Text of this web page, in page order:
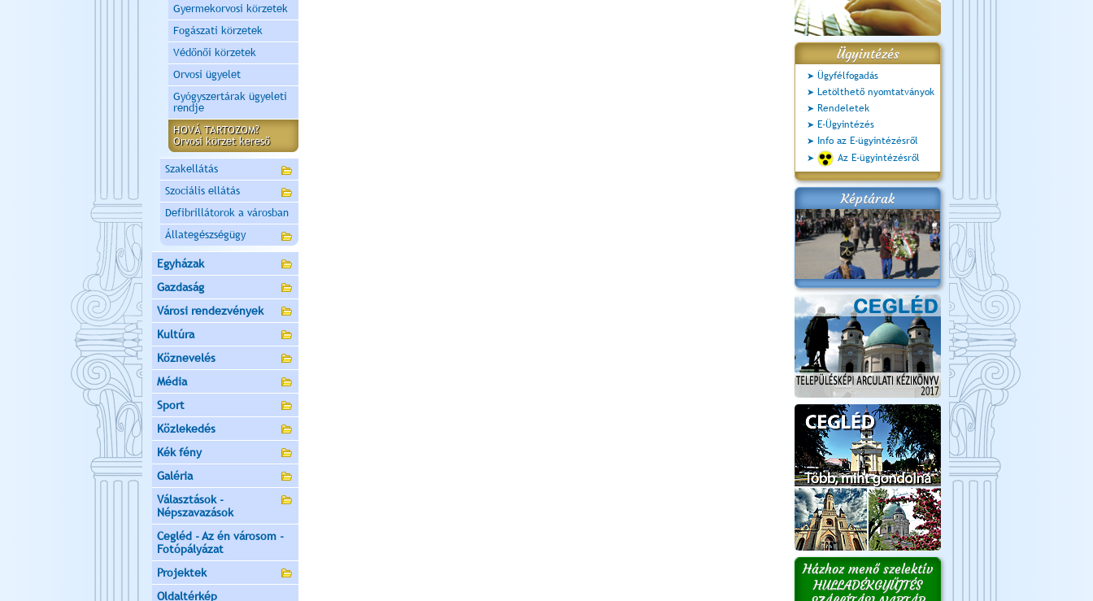
Gyermekorvosi körzetek
Fogászati körzetek
Védőnői körzetek
Orvosi ügyelet
Gyógyszertárak ügyeleti
rendje
HOVÁ TARTOZOM?
Orvosi körzet kereső
Szakellátás
Szociális ellátás
Defibrillátorok a városban
Állategészségügy
Egyházak
Gazdaság
Városi rendezvények
Kultúra
Köznevelés
Média
Sport
Közlekedés
Kék fény
Galéria
Választások -
Népszavazások
Cegléd - Az én városom -
Fotópályázat
Projektek
Oldaltérkép
Szent István Ünnepe
Ügyintézés
Ügyfélfogadás
Letölthető nyomtatványok
Rendeletek
E-Ügyintézés
Info az E-ügyintézésről
Az E-ügyintézésről
Képtárak
Házhoz menő szelektív
HULLADÉKGYŰJTÉS